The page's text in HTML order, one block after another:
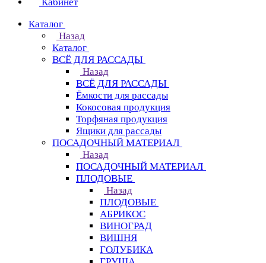
Каталог
Назад
Каталог
ВСЁ ДЛЯ РАССАДЫ
Назад
ВСЁ ДЛЯ РАССАДЫ
Ёмкости для рассады
Кокосовая продукция
Торфяная продукция
Ящики для рассады
ПОСАДОЧНЫЙ МАТЕРИАЛ
Назад
ПОСАДОЧНЫЙ МАТЕРИАЛ
ПЛОДОВЫЕ
Назад
ПЛОДОВЫЕ
АБРИКОС
ВИНОГРАД
ВИШНЯ
ГОЛУБИКА